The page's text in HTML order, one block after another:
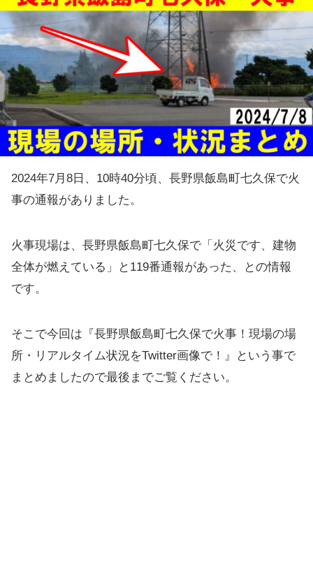
2024年7月8日、10時40分頃、長野県飯島町七久保で火
事の通報がありました。
火事現場は、長野県飯島町七久保で「火災です、建物
全体が燃えている」と119番通報があった、との情報
です。
そこで今回は『長野県飯島町七久保で火事！現場の場
所・リアルタイム状況をTwitter画像で！』という事で
まとめましたので最後までご覧ください。